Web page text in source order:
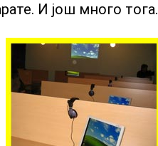
И још много тога.